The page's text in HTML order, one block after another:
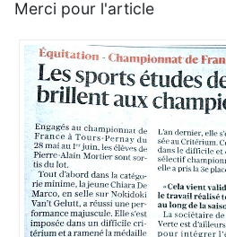
Merci pour l'article